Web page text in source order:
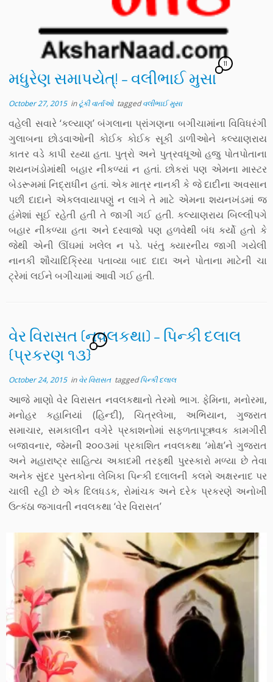
મધુરેણ સમાપયેત્! – વલીભાઈ મુસા
11
October 27, 2015inટૂંકી વાર્તાઓ taggedવલીભાઈ મુસા
વહેલી સવારે ‘કલ્યાણ’ બંગલાના પ્રાંગણના બગીચામાંના વિવિધરંગી
ગુલાબના છોડવાઓની કોઈક કોઈક સૂકી ડાળીઓને કલ્યાણરાય
કાતર વડે કાપી રહ્યા હતા. પુત્રો અને પુત્રવધૂઓ હજુ પોતપોતાના
શયનખંડોમાંથી બહાર નીકળ્યાં ન હતાં. છોકરાં પણ એમના માસ્ટર
બેડરૂમમાં નિદ્રાધીન હતાં. એક માત્ર નાનકી કે જે દાદીના અવસાન
પછી દાદાને એકલવાયાપણું ન લાગે તે માટે એમના શયનખંડમાં જ
હંમેશાં સૂઈ રહેતી હતી તે જાગી ગઈ હતી. કલ્યાણરાય બિલ્લીપગે
બહાર નીકળ્યા હતા અને દરવાજો પણ હળવેથી બંધ કર્યો હતો કે
જેથી એની ઊંઘમાં ખલેલ ન પડે. પરંતુ ક્યારનીય જાગી ગયેલી
નાનકી શૌચાદિક્રિયા પતાવ્યા બાદ દાદા અને પોતાના માટેની ચા
ટ્રેમાં લઈને બગીચામાં આવી ગઈ હતી.
વેર વિરાસત (નવલકથા) – પિન્કી દલાલ
{પ્રકરણ ૧૩}
1
October 24, 2015inવેર વિરાસત taggedપિન્કી દલાલ
આજે માણો વેર વિરાસત નવલકથાનો તેરમો ભાગ. ફેમિના, મનોરમા,
મનોહર કહાનિયાં (હિન્દી), ચિત્રલેખા, અભિયાન, ગુજરાત
સમાચાર, સમકાલીન વગેરે પ્રકાશનોમાં સફળતાપૂઋવક કામગીરી
બજાવનાર, જેમની ૨૦૦૩માં પ્રકાશિત નવલકથા ‘મોક્ષ’ને ગુજરાત
અને મહારાષ્ટ્ર સાહિત્ય અકાદમી તરફથી પુરસ્કારો મળ્યા છે તેવા
અનેક સુંદર પુસ્તકોના લેખિકા પિન્કી દલાલની કલમે અક્ષરનાદ પર
ચાલી રહી છે એક દિલધડક, રોમાંચક અને દરેક પ્રકરણે અનોખી
ઉત્કંઠા જગાવતી નવલકથા ‘વેર વિરાસત’